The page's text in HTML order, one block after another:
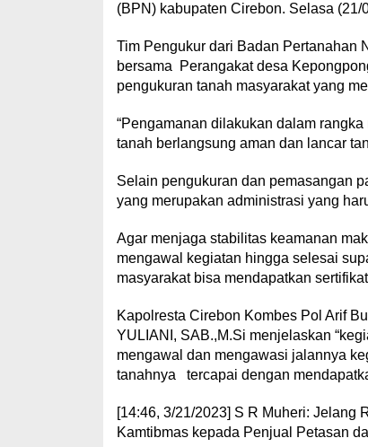
(BPN) kabupaten Cirebon. Selasa (21/
Tim Pengukur dari Badan Pertanahan
bersama Perangakat desa
pengukuran tanah masyarakat yang
“Pengamanan dilakukan dalam
tanah berlangsung aman dan lancar
Selain pengukuran dan pemasangan
yang merupakan administrasi yang
Agar menjaga stabilitas keamanan
mengawal kegiatan hingga selesai
masyarakat bisa mendapatkan
Kapolresta Cirebon Kombes Pol Arif
YULIANI, SAB.,M.Si menjelaskan
mengawal dan mengawasi jalannya
tanahnya tercapai dengan
[14:46, 3/21/2023] S R Muheri: Jelang
Kamtibmas kepada Penjual Petasan